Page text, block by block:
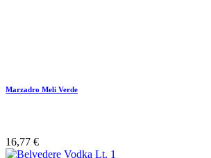
Marzadro Meli Verde
16,77 €